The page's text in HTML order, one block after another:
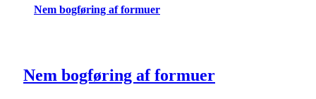
Nem bogføring af formuer
Nem bogføring af formuer